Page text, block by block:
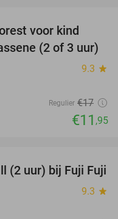
voor kind
(2 of 3 uur)
9.3 star
Regulier €17
€11 ,95
21%
(2 uur) bij Fuji Fuji
9.3 star